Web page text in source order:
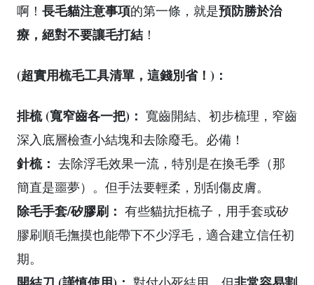
啊！ 長毛貓注意事項的第一條，就是預防勝於治
療，絕對不要讓毛打結 ！
(超實用梳毛工具清單，這錢別省！)：
排梳 (寬窄齒各一把)： 寬齒開結、初步梳理，窄齒
深入底層檢查小結塊和去除廢毛。必備！
針梳： 去除浮毛效果一流，特別是在換毛季（那
簡直是噩夢）。但手法要輕柔，別刮傷皮膚。
除毛手套/矽膠刷： 有些貓抗拒梳子，用手套或矽
膠刷順毛撫摸也能帶下不少浮毛，適合建立信任初
期。